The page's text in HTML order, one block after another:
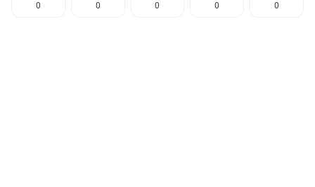
0 0 0 0 0